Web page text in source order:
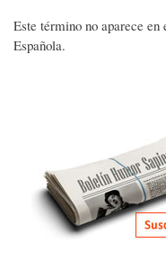
Este término no aparece
Española.